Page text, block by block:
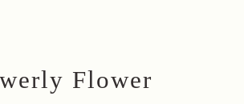
Flower